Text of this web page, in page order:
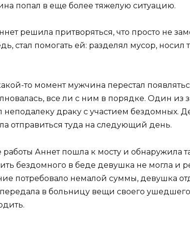
попал в еще более тяжелую ситуацию.
решила притворяться, что просто не
стал помогать ей: разделял мусор, носил
то момент мужчина перестал
все ли с ним в порядке. Один из
неподалеку драку с участием бездомных.
отправиться туда на следующий день.
работы Аннет пошла к мосту и обнаружила
бездомного в беде девушка не могла и
потребовало немалой суммы, девушка
в больницу вещи своего